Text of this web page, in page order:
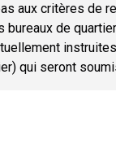
aux critères de
de
qui seront